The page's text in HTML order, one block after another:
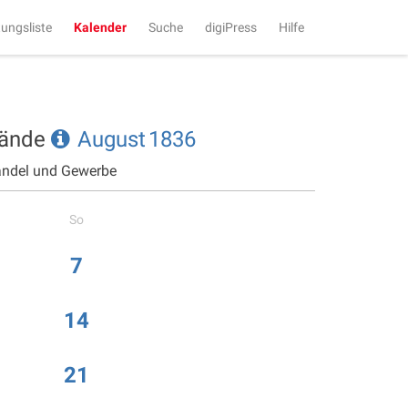
Kalender Suche digiPress Hilfe
August 1836
und Gewerbe
So
7
14
21